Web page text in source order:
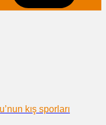
kış sporları